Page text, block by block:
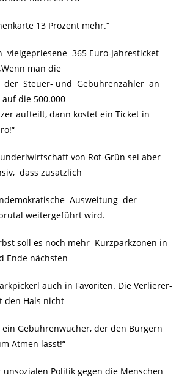
13 Prozent mehr.“
vielgepriesene 365 Euro-Jahresticket
man die
der Steuer- und Gebührenzahler an
die 500.000
aufteilt, dann kostet ein Ticket in
von Rot-Grün sei aber
dass zusätzlich
Ausweitung der
weitergeführt wird.
soll es noch mehr Kurzparkzonen in
Ende nächsten
auch in Favoriten. Die Verlierer-
den Hals nicht
ein Gebührenwucher, der den Bürgern
Atmen lässt!“
Politik gegen die Menschen